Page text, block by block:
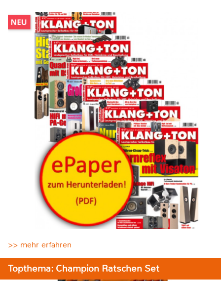
>> mehr erfahren
Topthema: Champion Ratschen Set